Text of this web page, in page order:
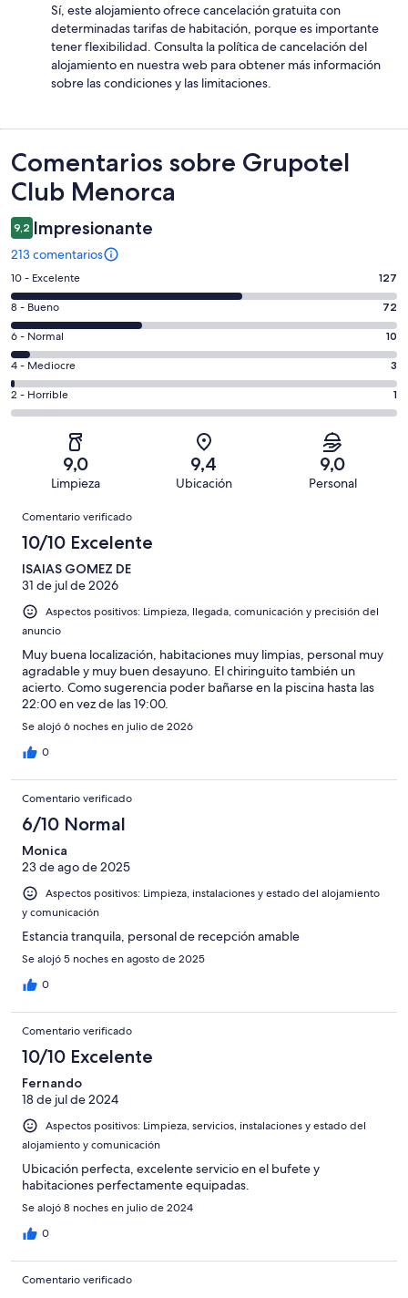
Sí, este alojamiento ofrece cancelación gratuita con
determinadas tarifas de habitación, porque es importante
tener flexibilidad. Consulta la política de cancelación del
alojamiento en nuestra web para obtener más información
sobre las condiciones y las limitaciones.
Comentarios
Comentarios sobre Grupotel
Club Menorca
9,2 Impresionante
213 comentarios
127
comentarios
de
un
total
de
213
con
puntuación
10 - Excelente 127
72
comentarios
de
un
total
de
puntuación
8 - Bueno 72
10
comentarios
de
un
total
puntuación
Normal
6 - Normal 10
3
comentarios
de
una
puntuación
Mediocre
4 - Mediocre 3
1
comentarios
213
una
puntuación
de
2 - Horrible 1
9,0
Limpieza
9,4
Ubicación
9,0
Personal
Comentarios
Comentario verificado
10/10 Excelente
ISAIAS GOMEZ DE
31 de jul de 2026
Aspectos positivos: Limpieza, llegada, comunicación y precisión del
anuncio
Muy buena localización, habitaciones muy limpias, personal muy
agradable y muy buen desayuno. El chiringuito también un
acierto. Como sugerencia poder bañarse en la piscina hasta las
22:00 en vez de las 19:00.
Se alojó 6 noches en julio de 2026
0
Comentario verificado
6/10 Normal
Monica
23 de ago de 2025
Aspectos positivos: Limpieza, instalaciones y estado del alojamiento
y comunicación
Estancia tranquila, personal de recepción amable
Se alojó 5 noches en agosto de 2025
0
Comentario verificado
10/10 Excelente
Fernando
18 de jul de 2024
Aspectos positivos: Limpieza, servicios, instalaciones y estado del
alojamiento y comunicación
Ubicación perfecta, excelente servicio en el bufete y
habitaciones perfectamente equipadas.
Se alojó 8 noches en julio de 2024
0
Comentario verificado